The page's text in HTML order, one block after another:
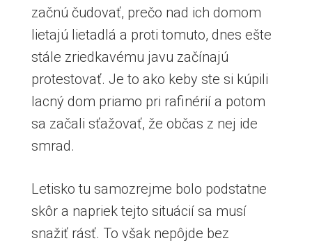
začnú čudovať, prečo nad ich domom
lietajú lietadlá a proti tomuto, dnes ešte
stále zriedkavému javu začínajú
protestovať. Je to ako keby ste si kúpili
lacný dom priamo pri rafinérií a potom
sa začali sťažovať, že občas z nej ide
smrad.
Letisko tu samozrejme bolo podstatne
skôr a napriek tejto situácií sa musí
snažiť rásť. To však nepôjde bez